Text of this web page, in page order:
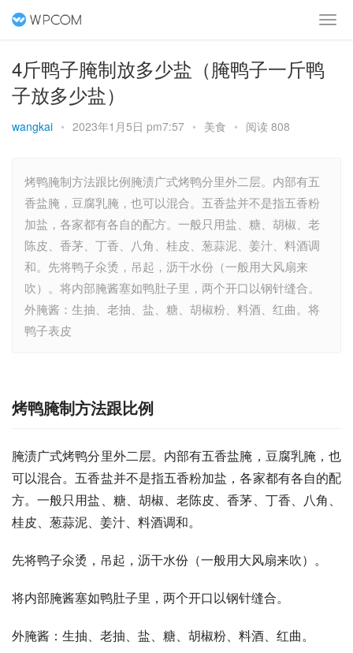
4斤鸭子腌制放多少盐（腌鸭子一斤鸭
子放多少盐）
wangkai • 2023年1月5日 pm7:57 • 美食 • 阅读 808
烤鸭腌制方法跟比例腌渍广式烤鸭分里外二层。内部有五
香盐腌，豆腐乳腌，也可以混合。五香盐并不是指五香粉
加盐，各家都有各自的配方。一般只用盐、糖、胡椒、老
陈皮、香茅、丁香、八角、桂皮、葱蒜泥、姜汁、料酒调
和。先将鸭子氽烫，吊起，沥干水份（一般用大风扇来
吹）。将内部腌酱塞如鸭肚子里，两个开口以钢针缝合。
外腌酱：生抽、老抽、盐、糖、胡椒粉、料酒、红曲。将
鸭子表皮
烤鸭腌制方法跟比例
腌渍广式烤鸭分里外二层。内部有五香盐腌，豆腐乳腌，也
可以混合。五香盐并不是指五香粉加盐，各家都有各自的配
方。一般只用盐、糖、胡椒、老陈皮、香茅、丁香、八角、
桂皮、葱蒜泥、姜汁、料酒调和。
先将鸭子氽烫，吊起，沥干水份（一般用大风扇来吹）。
将内部腌酱塞如鸭肚子里，两个开口以钢针缝合。
外腌酱：生抽、老抽、盐、糖、胡椒粉、料酒、红曲。